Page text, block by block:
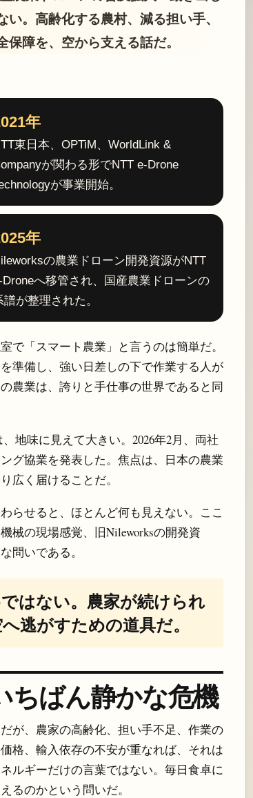
。高齢化する農村、減る担い手、
障を、空から支える話だ。
年
東日本、OPTiM、WorldLink &
が関わる形でNTT e-Drone
が事業開始。
年
の農業ドローン開発資源がNTT
Droneへ移管され、国産農業ドローンの
譜が整理された。
で「スマート農業」と言うのは簡単だ。
準備し、強い日差しの下で作業する人が
農業は、誇りと手仕事の世界であると同
地味に見えて大きい。2026年2月、両社
グ協業を発表した。焦点は、日本の農業
広く届けることだ。
らせると、ほとんど何も見えない。ここ
械の現場感覚、旧Nileworksの開発資
問いである。
はない。農家が続けられ
逃がすための道具だ。
ちばん静かな危機
が、農家の高齢化、担い手不足、作業の
格、輸入依存の不安が重なれば、それは
ルギーだけの言葉ではない。毎日食卓に
るのかという問いだ。